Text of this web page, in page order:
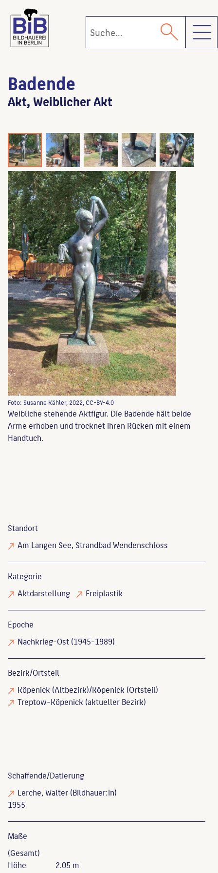
Badende
Akt, Weiblicher Akt
Foto: Susanne Kähler, 2022, CC-BY-4.0
Weibliche stehende Aktfigur. Die Badende hält beide
Arme erhoben und trocknet ihren Rücken mit einem
Handtuch.
Standort
Am Langen See, Strandbad Wendenschloss
Kategorie
Aktdarstellung
Freiplastik
Epoche
Nachkrieg-Ost (1945-1989)
Bezirk/Ortsteil
Köpenick (Altbezirk)/Köpenick (Ortsteil)
Treptow-Köpenick (aktueller Bezirk)
Schaffende/Datierung
Lerche, Walter(Bildhauer:in)
1955
Maße
(Gesamt)
Höhe
2.05 m